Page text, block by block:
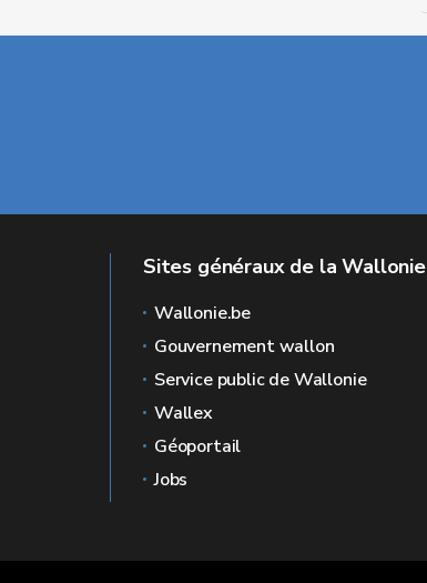
Sites généraux de la Wallonie
Wallonie.be
Gouvernement wallon
Service public de Wallonie
Wallex
Géoportail
Jobs